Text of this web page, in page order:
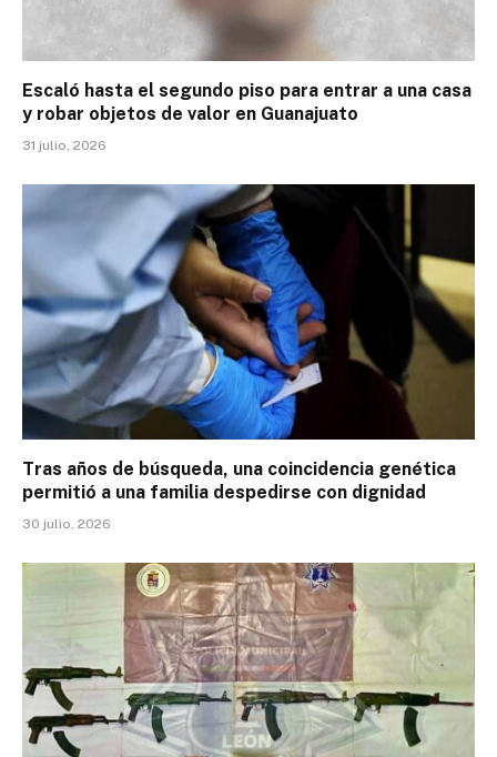
Escaló hasta el segundo piso para entrar a una casa
y robar objetos de valor en Guanajuato
31 julio, 2026
Tras años de búsqueda, una coincidencia genética
permitió a una familia despedirse con dignidad
30 julio, 2026